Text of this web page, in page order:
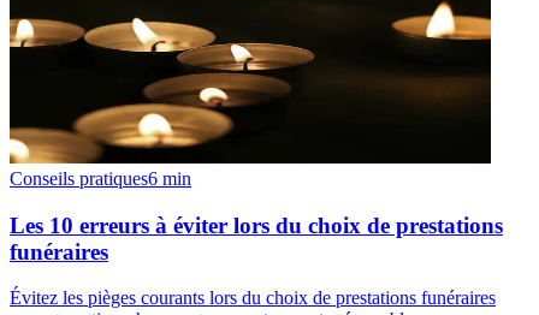
Conseils pratiques6 min
Les 10 erreurs à éviter lors du choix de prestations
funéraires
Évitez les pièges courants lors du choix de prestations funéraires